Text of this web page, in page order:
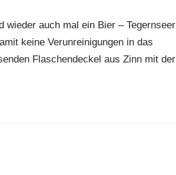
wieder auch mal ein Bier – Tegernseer
keine Verunreinigungen in das
Flaschendeckel aus Zinn mit der